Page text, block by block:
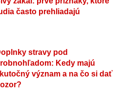
často prehliadajú
stravy pod
Kedy majú
význam a na čo si dať